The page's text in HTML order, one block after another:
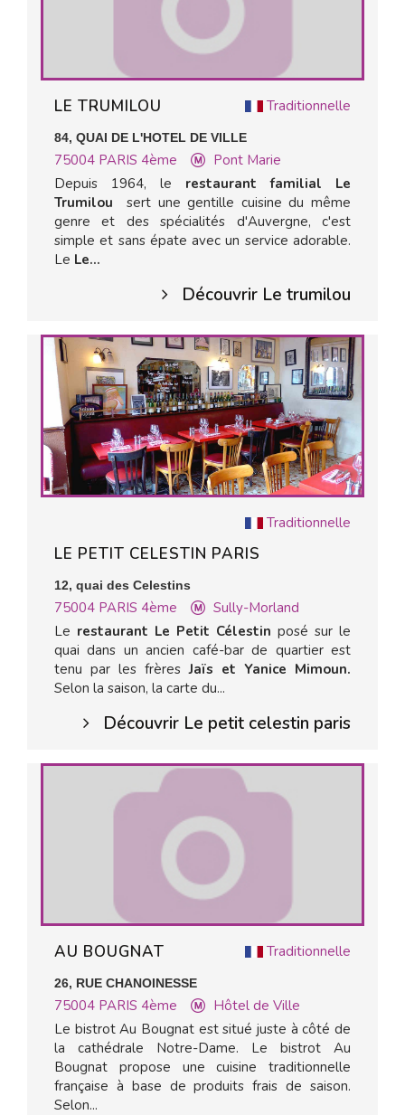
Traditionnelle
LE TRUMILOU
84, QUAI DE L'HOTEL DE VILLE
75004 PARIS 4ème
Pont Marie
Depuis 1964, le restaurant familial Le
Trumilou
sert une gentille cuisine du même
genre et des spécialités d'Auvergne, c'est
simple et sans épate avec un service adorable.
Le Le...
Découvrir Le trumilou
Traditionnelle
LE PETIT CELESTIN PARIS
12, quai des Celestins
75004 PARIS 4ème
Sully-Morland
Le restaurant Le Petit Célestin posé sur le
quai dans un ancien café-bar de quartier est
tenu par les frèresJaïs et Yanice Mimoun.
Selon la saison, la carte du...
Découvrir Le petit celestin paris
Traditionnelle
AU BOUGNAT
26, RUE CHANOINESSE
75004 PARIS 4ème
Hôtel de Ville
Le bistrot Au Bougnat est situé juste à côté de
la cathédrale Notre-Dame. Le bistrot Au
Bougnat propose une cuisine traditionnelle
française à base de produits frais de saison.
Selon...